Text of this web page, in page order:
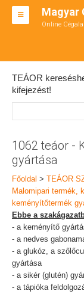
Magyar
Online
BT ALAPÍTÁS
RT ALAPÍTÁS
TEÁOR SZÁMOK '08
KAPCSOLAT
IRODÁK
TEÁOR
kifejezést!
1062 teáor -
gyártása
Főoldal > TEÁOR
Malomipari termék,
keményítőtermék
Ebbe a
- a keményítő
- a nedves
- a glukóz, a
gyártása
- a sikér (glutén)
- a tápióka